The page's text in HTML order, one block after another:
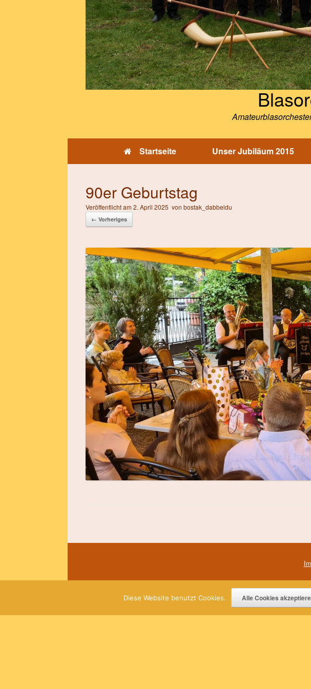
Startseite Unser Jubiläum 2015
90er Geburtstag
Veröffentlicht am2. April 2025 von bostak_dabbeldu
← Vorheriges
Diese Website benutzt Cookies.
Alle Cookies